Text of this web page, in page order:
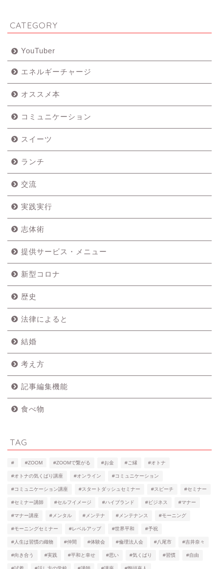
CATEGORY
YouTuber
エネルギーチャージ
オススメ本
コミュニケーション
スイーツ
ランチ
交流
実践実行
志体術
提供サービス・メニュー
新型コロナ
歴史
法律によると
結婚
考え方
記事編集機能
食べ物
TAG
# #ZOOM #ZOOMで繋がる #お金 #ご縁 #オトナ
#オトナの気くばり講座 #オンライン #コミュニケーション
#コミュニケーション講座 #スタートダッシュセミナー #スピーチ #セミナー
#セミナー講師 #セルフイメージ #ハイブランド #ビジネス #マナー
#マナー講座 #メンタル #メンテナ #メンテナンス #モーニング
#モーニングセミナー #レベルアップ #世界平和 #予祝
#人生は習慣の織物 #仲間 #体験会 #倫理法人会 #八尾市 #吉井奈々
#向き合う #実践 #平和と幸せ #思い #気くばり #習慣 #自由